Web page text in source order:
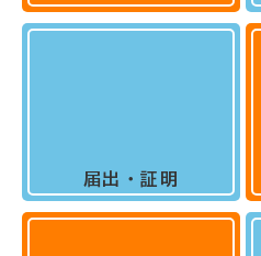
届出・証明